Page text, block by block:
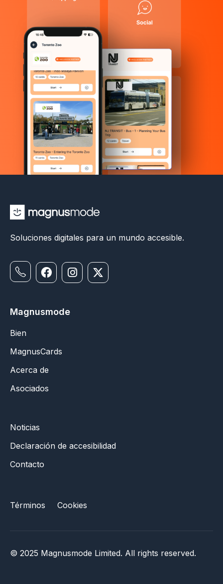
Soluciones digitales para un mundo accesible.
Magnusmode
Bien
MagnusCards
Acerca de
Asociados
Noticias
Declaración de accesibilidad
Contacto
Términos Cookies
© 2025 Magnusmode Limited. All rights reserved.